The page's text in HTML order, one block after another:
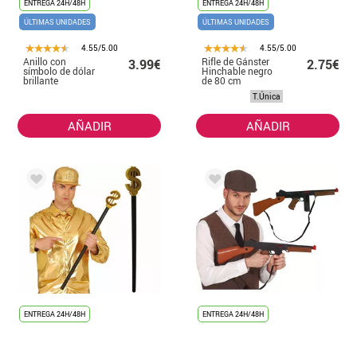
ENTREGA 24H/48H
ÚLTIMAS UNIDADES
4.55/5.00
Anillo con
símbolo de dólar
brillante
3.99€
AÑADIR
ENTREGA 24H/48H
ÚLTIMAS UNIDADES
4.55/5.00
Rifle de Gánster
Hinchable negro
de 80 cm
2.75€
T.Única
AÑADIR
ENTREGA 24H/48H ENTREGA 24H/48H